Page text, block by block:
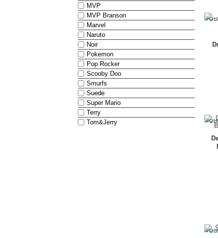
MVP
MVP Branson
Marvel
Naruto
Noir
Pokemon
Pop Rocker
Scooby Doo
Smurfs
Suede
Super Mario
Terry
Tom&Jerry